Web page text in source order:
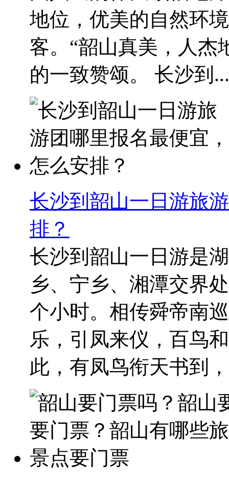
地位，优美的自然环
客。“韶山真美，人杰
的一致赞颂。 长沙到...
长沙到韶山一日游旅
排？
长沙到韶山一日游是
乡、宁乡、湘潭交界
个小时。相传舜帝南
乐，引凤来仪，百鸟
此，有凤鸟衔天书到